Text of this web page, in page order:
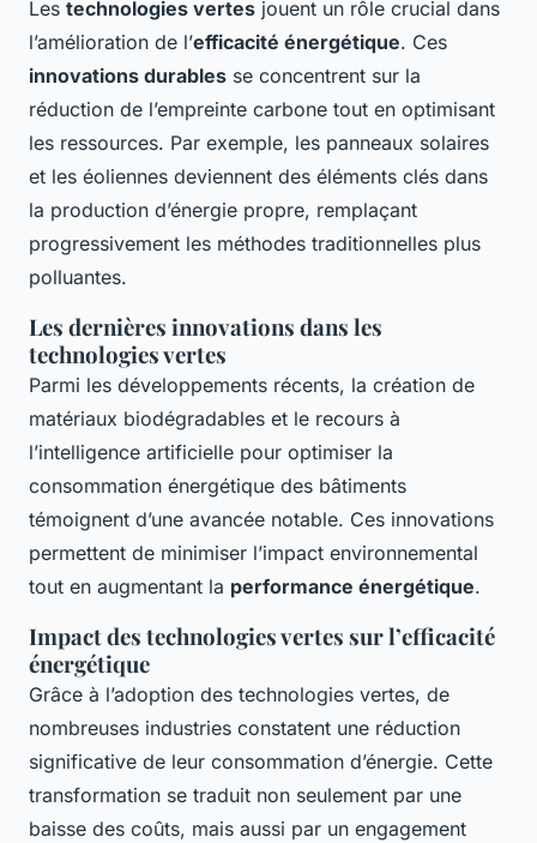
Les technologies vertes jouent un rôle crucial dans
l’amélioration de l’efficacité énergétique. Ces
innovations durables se concentrent sur la
réduction de l’empreinte carbone tout en optimisant
les ressources. Par exemple, les panneaux solaires
et les éoliennes deviennent des éléments clés dans
la production d’énergie propre, remplaçant
progressivement les méthodes traditionnelles plus
polluantes.
Les dernières innovations dans les
technologies vertes
Parmi les développements récents, la création de
matériaux biodégradables et le recours à
l’intelligence artificielle pour optimiser la
consommation énergétique des bâtiments
témoignent d’une avancée notable. Ces innovations
permettent de minimiser l’impact environnemental
tout en augmentant la performance énergétique.
Impact des technologies vertes sur l’efficacité
énergétique
Grâce à l’adoption des technologies vertes, de
nombreuses industries constatent une réduction
significative de leur consommation d’énergie. Cette
transformation se traduit non seulement par une
baisse des coûts, mais aussi par un engagement